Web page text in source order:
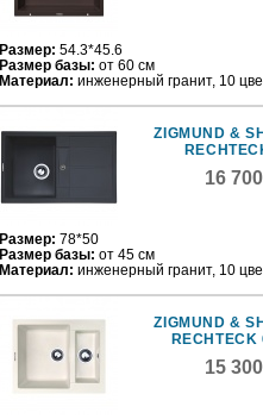
Размер: 54.3*45.6
Размер базы: от 60 см
Материал: инженерный гранит, 10
ZIGMUND &
16
Размер: 78*50
Размер базы: от 45 см
Материал: инженерный гранит, 10
ZIGMUND &
RECHTECK
15